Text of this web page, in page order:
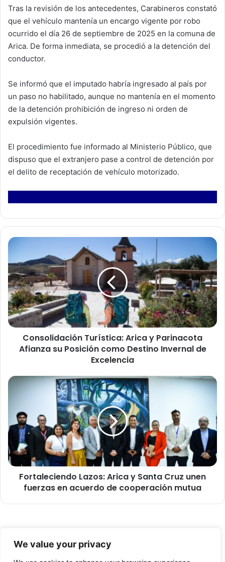
We value your privacy
Tras la revisión de los antecedentes, Carabineros constató
que el vehículo mantenía un encargo vigente por robo
ocurrido el día 26 de septiembre de 2025 en la comuna de
Arica. De forma inmediata, se procedió a la detención del
conductor.
Se informó que el imputado habría ingresado al país por
un paso no habilitado, aunque no mantenía en el momento
de la detención prohibición de ingreso ni orden de
expulsión vigentes.
El procedimiento fue informado al Ministerio Público, que
dispuso que el extranjero pase a control de detención por
el delito de receptación de vehículo motorizado.
C
n
s
o
l
i
d
a
T
t
c
a
i
Consolidación Turística: Arica y Parinacota
Afianza su Posición como Destino Invernal de
Excelencia
F
a
l
e
c
i
Fortaleciendo Lazos: Arica y Santa Cruz unen
fuerzas en acuerdo de cooperación mutua